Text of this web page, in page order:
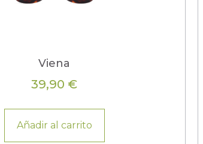
Viena
39,90 €
Añadir al carrito